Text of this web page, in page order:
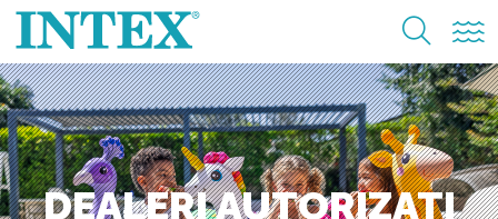
DEALERI AUTORIZATI